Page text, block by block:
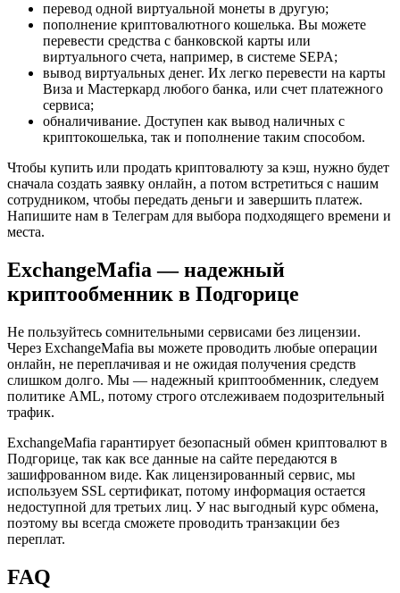
перевод одной виртуальной монеты в другую;
пополнение криптовалютного кошелька. Вы можете
перевести средства с банковской карты или
виртуального счета, например, в системе SEPA;
вывод виртуальных денег. Их легко перевести на карты
Виза и Мастеркард любого банка, или счет платежного
сервиса;
обналичивание. Доступен как вывод наличных с
криптокошелька, так и пополнение таким способом.
Чтобы купить или продать криптовалюту за кэш, нужно будет
сначала создать заявку онлайн, а потом встретиться с нашим
сотрудником, чтобы передать деньги и завершить платеж.
Напишите нам в Телеграм для выбора подходящего времени и
места.
ExchangeMafia — надежный
криптообменник в Подгорице
Не пользуйтесь сомнительными сервисами без лицензии.
Через ExchangeMafia вы можете проводить любые операции
онлайн, не переплачивая и не ожидая получения средств
слишком долго. Мы — надежный криптообменник, следуем
политике AML, потому строго отслеживаем подозрительный
трафик.
ExchangeMafia гарантирует безопасный обмен криптовалют в
Подгорице, так как все данные на сайте передаются в
зашифрованном виде. Как лицензированный сервис, мы
используем SSL сертификат, потому информация остается
недоступной для третьих лиц. У нас выгодный курс обмена,
поэтому вы всегда сможете проводить транзакции без
переплат.
FAQ